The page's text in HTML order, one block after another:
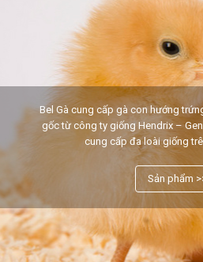
Bel Gà cung cấp gà con hướng
gốc từ công ty giống Hendrix –
cung cấp đa loài giống
Sản phẩm